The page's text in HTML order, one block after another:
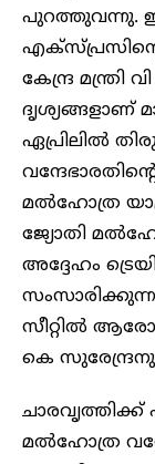
പുറത്തുവന്നു.
കേന്ദ്ര മന്ത്രി
ദൃശ്യങ്ങളാണ്
ഏപ്രിലിൽ
മൽഹോത്ര
ജ്യോതി
അദ്ദേഹം
സീറ്റിൽ
കെ
ചാരവൃത്തിക്ക്
മൽഹോത്ര